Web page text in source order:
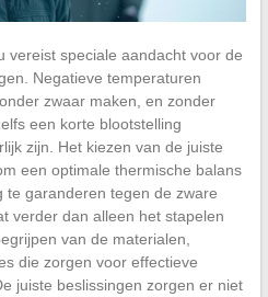
vereist speciale aandacht voor de
Negatieve temperaturen
zwaar maken, en zonder
een korte blootstelling
zijn. Het kiezen van de juiste
een optimale thermische balans
garanderen tegen de zware
verder dan alleen het stapelen
van de materialen,
die zorgen voor effectieve
juiste beslissingen zorgen er niet